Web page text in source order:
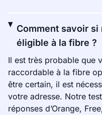
Comment savoir si
éligible à la fibre ?
Il est très probable que
raccordable à la fibre
être certain, il est
votre adresse. Notre
réponses d’Orange,